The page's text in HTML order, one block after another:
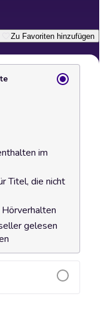
Zu Favoriten hinzufügen
im
Titel, die nicht
gelesen